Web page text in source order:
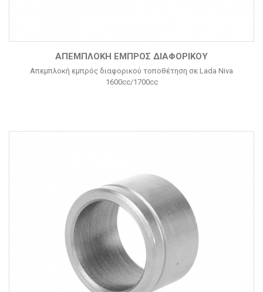
ΑΠΕΜΠΛΟΚΉ ΕΜΠΡΌΣ ΔΙΑΦΟΡΙΚΟΎ
Απεμπλοκή εμπρός διαφορικού τοποθέτηση σε Lada Niva
1600cc/1700cc